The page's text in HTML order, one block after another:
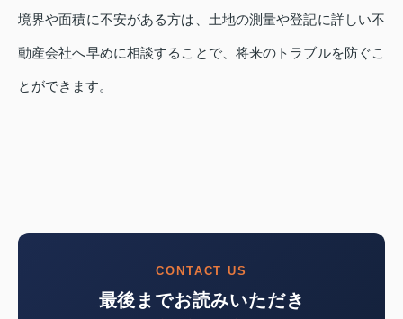
境界や面積に不安がある方は、土地の測量や登記に詳しい不
動産会社へ早めに相談することで、将来のトラブルを防ぐこ
とができます。
CONTACT US
最後までお読みいただき